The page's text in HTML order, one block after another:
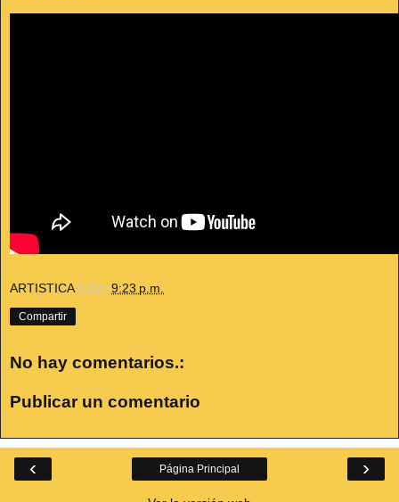
ARTISTICA a la/s 9:23 p.m.
Compartir
No hay comentarios.:
Publicar un comentario
‹ ›
Página Principal